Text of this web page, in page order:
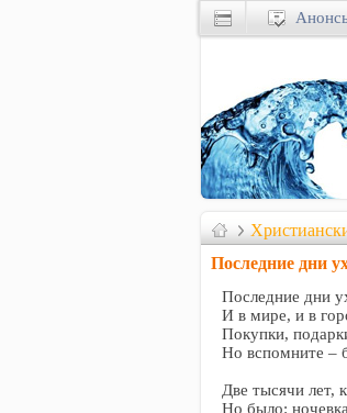
Последние дни
Последние дни
И в мире, и в
Покупки,
Но вспомните –
Две тысячи лет,
Но было: